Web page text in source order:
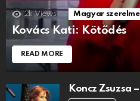
2k Views Magyar
Kovács Kati: Kötődés
READ MORE
Koncz Zsuzsa